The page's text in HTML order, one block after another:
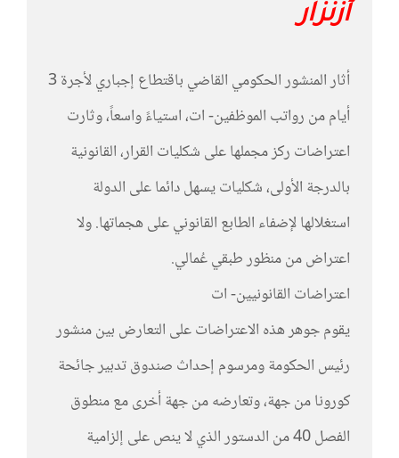
أزنزار
أثار المنشور الحكومي القاضي باقتطاع إجباري لأجرة 3
أيام من رواتب الموظفين- ات، استياءً واسعاً، وثارت
اعتراضات ركز مجملها على شكليات القرار، القانونية
بالدرجة الأولى، شكليات يسهل دائما على الدولة
استغلالها لإضفاء الطابع القانوني على هجماتها. ولا
اعتراض من منظور طبقي عُمالي.
اعتراضات القانونيين- ات
يقوم جوهر هذه الاعتراضات على التعارض بين منشور
رئيس الحكومة ومرسوم إحداث صندوق تدبير جائحة
كورونا من جهة، وتعارضه من جهة أخرى مع منطوق
الفصل 40 من الدستور الذي لا ينص على إلزامية